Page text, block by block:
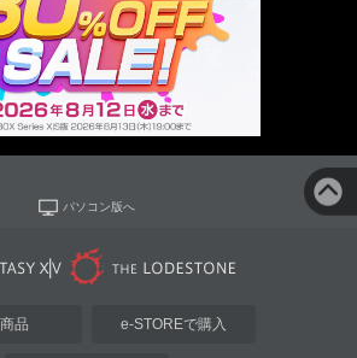
パソコン版へ
品 e-STOREで購入